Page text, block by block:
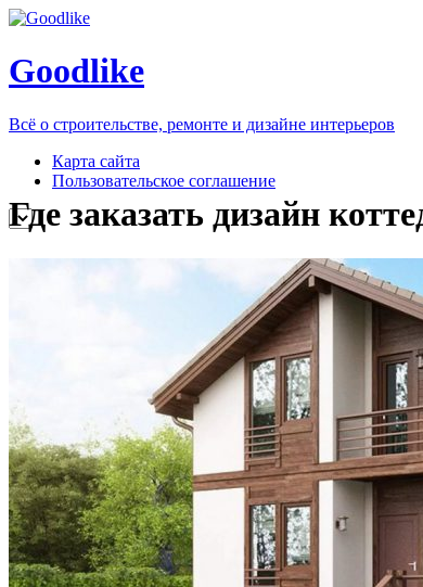
Goodlike
Всё о строительстве, ремонте и дизайне интерьеров
Карта сайта
Пользовательское соглашение
Где заказать дизайн